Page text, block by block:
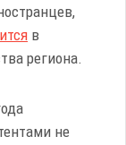
в
региона.
не